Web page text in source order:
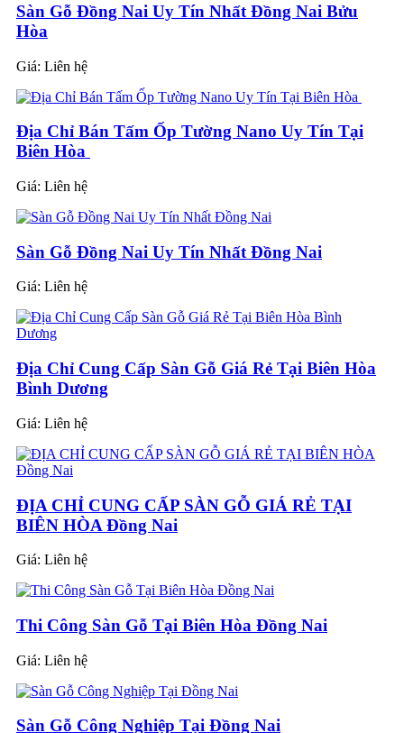
Sàn Gỗ Đồng Nai Uy Tín Nhất Đồng Nai Bửu
Hòa
Giá: Liên hệ
Địa Chỉ Bán Tấm Ốp Tường Nano Uy Tín Tại
Biên Hòa
Giá: Liên hệ
Sàn Gỗ Đồng Nai Uy Tín Nhất Đồng Nai
Giá: Liên hệ
Địa Chỉ Cung Cấp Sàn Gỗ Giá Rẻ Tại Biên Hòa
Bình Dương
Giá: Liên hệ
ĐỊA CHỈ CUNG CẤP SÀN GỖ GIÁ RẺ TẠI
BIÊN HÒA Đồng Nai
Giá: Liên hệ
Thi Công Sàn Gỗ Tại Biên Hòa Đồng Nai
Giá: Liên hệ
Sàn Gỗ Công Nghiệp Tại Đồng Nai